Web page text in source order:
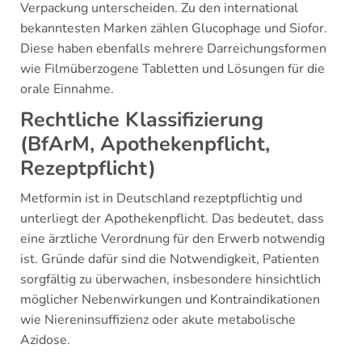
Verpackung unterscheiden. Zu den international
bekanntesten Marken zählen Glucophage und Siofor.
Diese haben ebenfalls mehrere Darreichungsformen
wie Filmüberzogene Tabletten und Lösungen für die
orale Einnahme.
Rechtliche Klassifizierung
(BfArM, Apothekenpflicht,
Rezeptpflicht)
Metformin ist in Deutschland rezeptpflichtig und
unterliegt der Apothekenpflicht. Das bedeutet, dass
eine ärztliche Verordnung für den Erwerb notwendig
ist. Gründe dafür sind die Notwendigkeit, Patienten
sorgfältig zu überwachen, insbesondere hinsichtlich
möglicher Nebenwirkungen und Kontraindikationen
wie Niereninsuffizienz oder akute metabolische
Azidose.